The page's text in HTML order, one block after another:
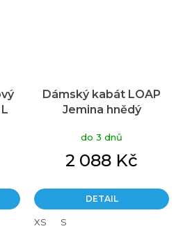
Dámský kabát LOAP
Jemina hnědý
do 3 dnů
2 088 Kč
DETAIL
XS S